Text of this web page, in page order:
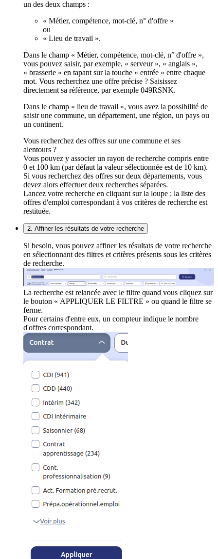
un des deux champs :
« Métier, compétence, mot-clé, n° d'offre »
ou
« Lieu de travail ».
Dans le champ « Métier, compétence, mot-clé, n° d'offre »,
vous pouvez saisir, par exemple, « serveur », « anglais »,
« brasserie » en tapant sur la touche « entrée » entre chaque
mot. Vous recherchez une offre précise ? Saisissez
directement sa référence, par exemple 049RSNK.
Dans le champ « lieu de travail », vous avez la possibilité de
saisir une commune, un département, une région, un pays ou
un continent.
Vous recherchez des offres sur une commune et ses
alentours ?
Vous pouvez y associer un rayon de recherche compris entre
0 et 100 km (par défaut la valeur sélectionnée est de 10 km).
Si vous recherchez des offres sur deux départements, vous
devez alors effectuer deux recherches séparées.
Lancez votre recherche en cliquant sur la loupe ; la liste des
offres d'emploi correspondant à vos critères de recherche est
restituée.
2. Affiner les résultats de votre recherche
Si besoin, vous pouvez affiner les résultats de votre recherche
en sélectionnant des filtres et critères présents sous les critères
de recherche.
La recherche est relancée avec le filtre quand vous cliquez sur
le bouton « APPLIQUER LE FILTRE » ou quand le filtre se
ferme.
Pour certains d'entre eux, un compteur indique le nombre
d'offres correspondant.